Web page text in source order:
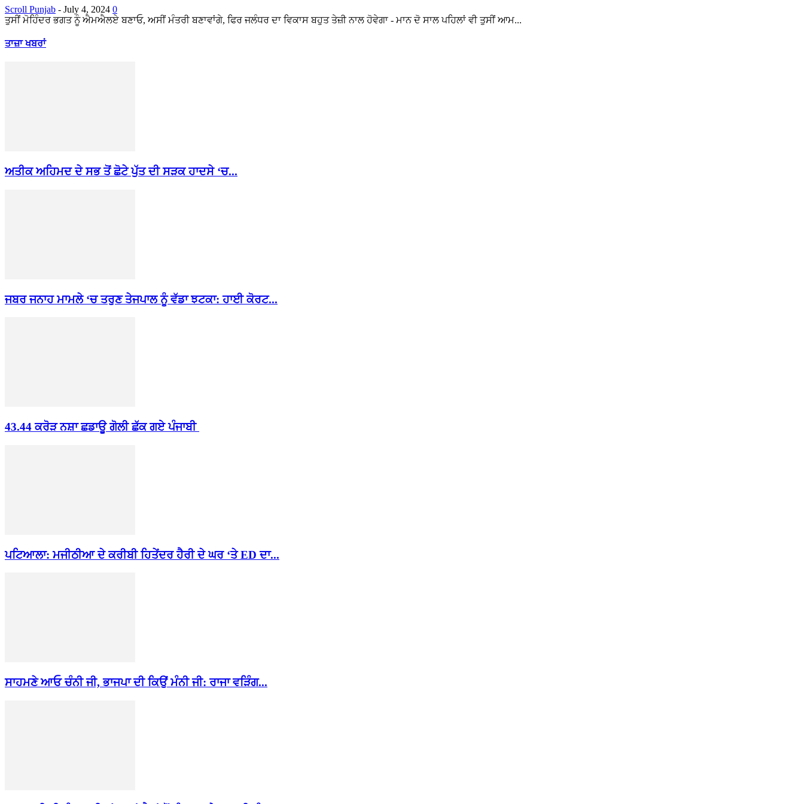
Scroll Punjab - July 4, 2024 0
ਤੁਸੀਂ ਮੋਹਿੰਦਰ ਭਗਤ ਨੂੰ ਐਮਐਲਏ ਬਣਾਓ, ਅਸੀਂ ਮੰਤਰੀ ਬਣਾਵਾਂਗੇ, ਫਿਰ ਜਲੰਧਰ ਦਾ ਵਿਕਾਸ ਬਹੁਤ ਤੇਜ਼ੀ ਨਾਲ ਹੋਵੇਗਾ - ਮਾਨ ਦੋ ਸਾਲ ਪਹਿਲਾਂ ਵੀ ਤੁਸੀਂ ਆਮ...
ਤਾਜ਼ਾ ਖਬਰਾਂ
ਅਤੀਕ ਅਹਿਮਦ ਦੇ ਸਭ ਤੋਂ ਛੋਟੇ ਪੁੱਤ ਦੀ ਸੜਕ ਹਾਦਸੇ ‘ਚ...
ਜਬਰ ਜਨਾਹ ਮਾਮਲੇ ‘ਚ ਤਰੁਣ ਤੇਜਪਾਲ ਨੂੰ ਵੱਡਾ ਝਟਕਾ: ਹਾਈ ਕੋਰਟ...
43.44 ਕਰੋੜ ਨਸ਼ਾ ਛਡਾਊ ਗੋਲੀ ਛੱਕ ਗਏ ਪੰਜਾਬੀ
ਪਟਿਆਲਾ: ਮਜੀਠੀਆ ਦੇ ਕਰੀਬੀ ਹਿਤੇਂਦਰ ਹੈਰੀ ਦੇ ਘਰ ‘ਤੇ ED ਦਾ...
ਸਾਹਮਣੇ ਆਓ ਚੰਨੀ ਜੀ, ਭਾਜਪਾ ਦੀ ਕਿਉਂ ਮੰਨੀ ਜੀ: ਰਾਜਾ ਵੜਿੰਗ...